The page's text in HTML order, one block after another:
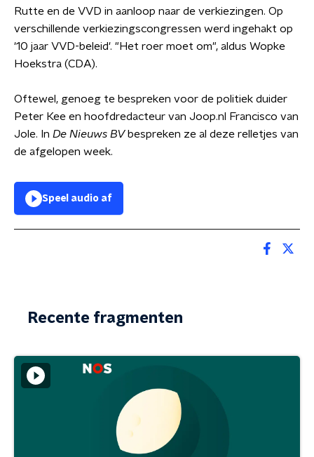
Rutte en de VVD in aanloop naar de verkiezingen. Op
verschillende verkiezingscongressen werd ingehakt op
'10 jaar VVD-beleid'. "Het roer moet om", aldus Wopke
Hoekstra (CDA).
Oftewel, genoeg te bespreken voor de politiek duider
Peter Kee en hoofdredacteur van Joop.nl Francisco van
Jole. In De Nieuws BVbespreken ze al deze relletjes van
de afgelopen week.
Speel audio af
Recente fragmenten